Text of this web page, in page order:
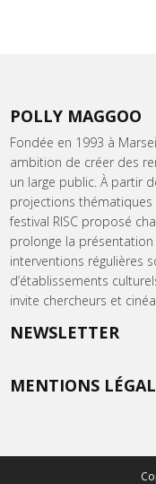
POLLY MAGGOO
Fondée en 1993 à
ambition de créer des
un large public. À partir
projections
festival RISC proposé
prolonge la
interventions régulières
d’établissements
invite chercheurs et
NEWSLETTER
MENTIONS